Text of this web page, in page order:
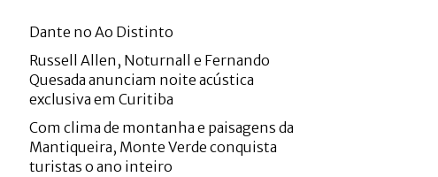
Dante no Ao Distinto
Russell Allen, Noturnall e Fernando
Quesada anunciam noite acústica
exclusiva em Curitiba
Com clima de montanha e paisagens da
Mantiqueira, Monte Verde conquista
turistas o ano inteiro